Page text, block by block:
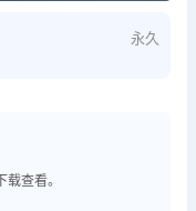
永久
查看。